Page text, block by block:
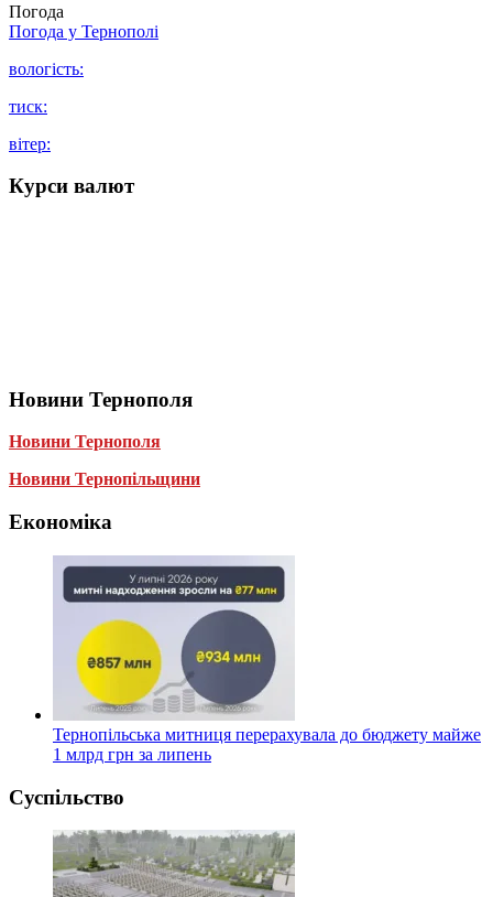
Погода
Погода у Тернополі
вологість:
тиск:
вітер:
Курси валют
Новини Тернополя
Новини Тернополя
Новини Тернопільщини
Економіка
Тернопільська митниця перерахувала до бюджету майже
1 млрд грн за липень
Суспільство